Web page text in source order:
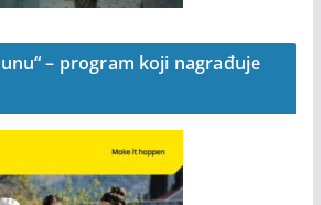
– program koji nagrađuje